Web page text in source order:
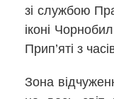
зі службою
іконі
Прип’яті з
Зона